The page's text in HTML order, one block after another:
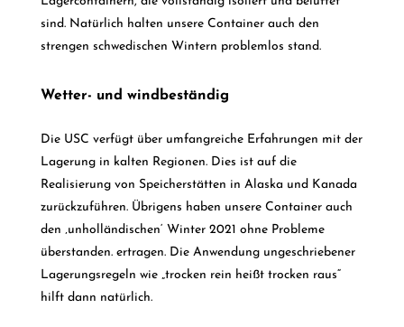
sind. Natürlich halten unsere Container auch den
strengen schwedischen Wintern problemlos stand.
Wetter- und windbeständig
Die USC verfügt über umfangreiche Erfahrungen mit der
Lagerung in kalten Regionen. Dies ist auf die
Realisierung von Speicherstätten in Alaska und Kanada
zurückzuführen. Übrigens haben unsere Container auch
den ‚unholländischen‘ Winter 2021 ohne Probleme
überstanden.ertragen. Die Anwendung ungeschriebener
Lagerungsregeln wie „trocken rein heißt trocken raus“
hilft dann natürlich.